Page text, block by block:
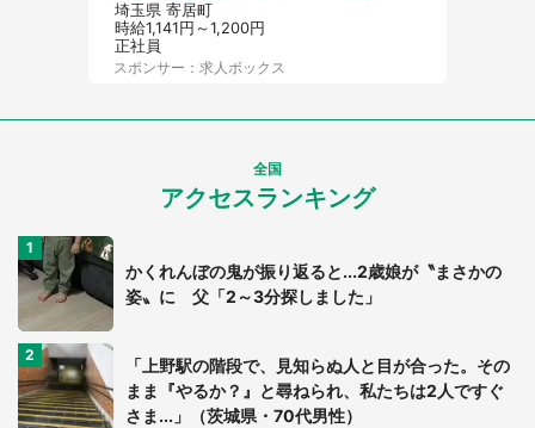
埼玉県 寄居町
時給1,141円～1,200円
正社員
スポンサー：求人ボックス
全国
アクセスランキング
かくれんぼの鬼が振り返ると...2歳娘が〝まさかの
姿〟に 父「2～3分探しました」
「上野駅の階段で、見知らぬ人と目が合った。その
まま『やるか？』と尋ねられ、私たちは2人ですぐ
さま...」（茨城県・70代男性）